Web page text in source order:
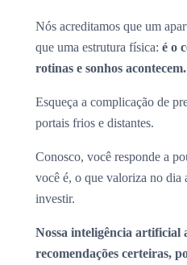
Nós acreditamos que um
que uma estrutura física: é o
rotinas e sonhos acontecem.
Esqueça a complicação de
portais frios e distantes.
Conosco, você responde a
você é, o que valoriza no dia
investir.
Nossa inteligência artificial
recomendações certeiras,